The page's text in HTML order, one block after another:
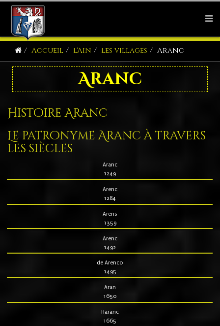
Accueil L'Ain Les villages Aranc
Aranc
Histoire Aranc
Le patronyme Aranc à travers
les siècles
Aranc
1249
Arenc
1284
Arens
1359
Arenc
1492
de Arenco
1495
Aran
1650
Haranc
1665